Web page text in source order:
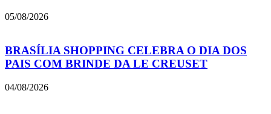
05/08/2026
BRASÍLIA SHOPPING CELEBRA O DIA DOS
PAIS COM BRINDE DA LE CREUSET
04/08/2026